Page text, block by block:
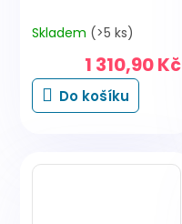
Skladem (>5 ks)
1 310,90 Kč
Do košíku